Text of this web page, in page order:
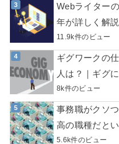
Webライター
年が詳しく解
11.9k件のビュー
ギグワークの
人は？｜ギグ
8k件のビュー
事務職がクソ
高の職種だと
5.6k件のビュー